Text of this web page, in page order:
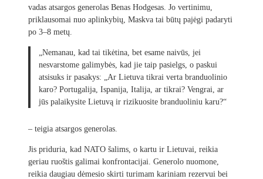
vadas atsargos generolas Benas Hodgesas. Jo vertinimu,
priklausomai nuo aplinkybių, Maskva tai būtų pajėgi padaryti
po 3–8 metų.
„Nemanau, kad tai tikėtina, bet esame naivūs, jei
nesvarstome galimybės, kad jie taip pasielgs, o paskui
atsisuks ir pasakys: „Ar Lietuva tikrai verta branduolinio
karo? Portugalija, Ispanija, Italija, ar tikrai? Vengrai, ar
jūs palaikysite Lietuvą ir rizikuosite branduoliniu karu?“
– teigia atsargos generolas.
Jis priduria, kad NATO šalims, o kartu ir Lietuvai, reikia
geriau ruoštis galimai konfrontacijai. Generolo nuomone,
reikia daugiau dėmesio skirti turimam kariniam rezervui bei